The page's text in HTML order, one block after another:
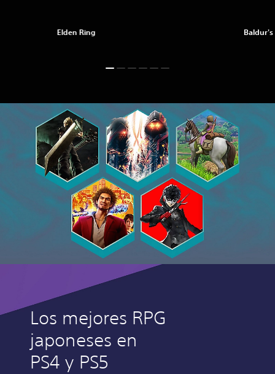
Elden Ring Baldur's
Los mejores RPG
japoneses en
PS4 y PS5